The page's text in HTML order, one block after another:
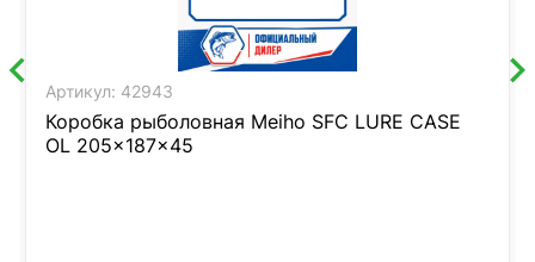
Артикул: 42943
Коробка рыболовная Meiho SFC LURE CASE
OL 205x187x45